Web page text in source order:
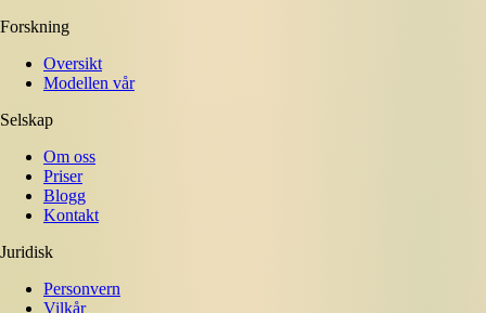
Forskning
Oversikt
Modellen vår
Selskap
Om oss
Priser
Blogg
Kontakt
Juridisk
Personvern
Vilkår